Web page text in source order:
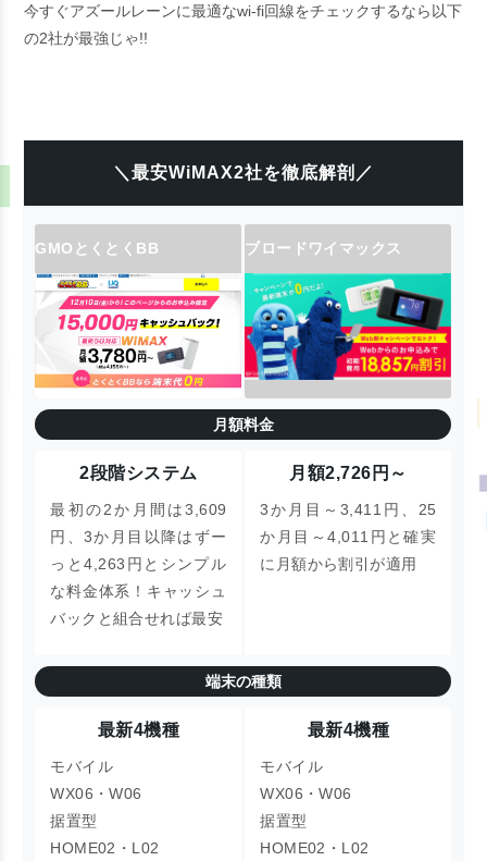
今すぐアズールレーンに最適なwi-fi回線をチェックするなら以下
の2社が最強じゃ!!
＼最安WiMAX2社を徹底解剖／
GMOとくとくBB ブロードワイマックス
月額料金
2段階システム
最初の2か月間は3,609
円、3か月目以降はずー
っと4,263円とシンプル
な料金体系！キャッシュ
バックと組合せれば最安
月額2,726円～
3か月目～3,411円、25
か月目～4,011円と確実
に月額から割引が適用
端末の種類
最新4機種
モバイル
WX06・W06
据置型
HOME02・L02
最新4機種
モバイル
WX06・W06
据置型
HOME02・L02